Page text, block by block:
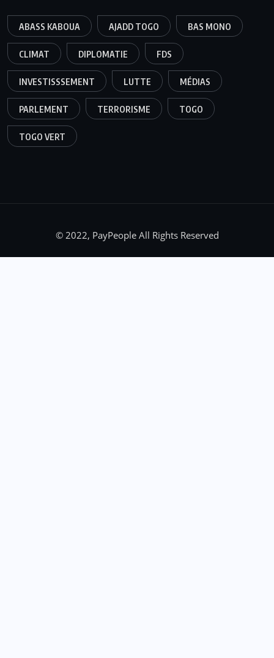
ABASS KABOUA AJADD TOGO BAS MONO
CLIMAT DIPLOMATIE FDS
INVESTISSSEMENT LUTTE MÉDIAS
PARLEMENT TERRORISME TOGO
TOGO VERT
© 2022, PayPeople All Rights Reserved